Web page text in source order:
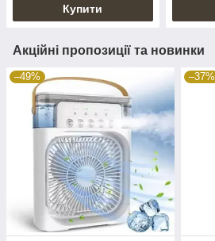
Купити
Акційні пропозиції та новинки
–49% –37%